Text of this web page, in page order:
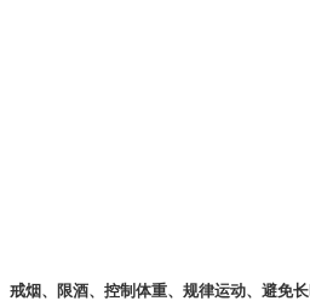
戒烟、限酒、控制体重、规律运动、避免